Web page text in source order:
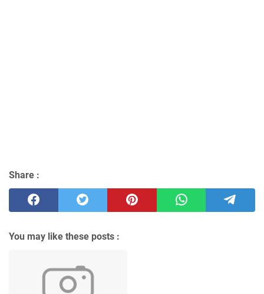
Share :
You may like these posts :